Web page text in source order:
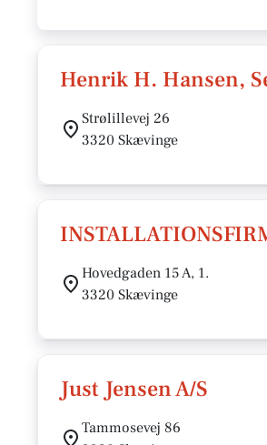
Henrik H. Hansen,
Strølillevej 26
3320 Skævinge
Hovedgaden 15 A, 1.
3320 Skævinge
Just Jensen A/S
Tammosevej 86